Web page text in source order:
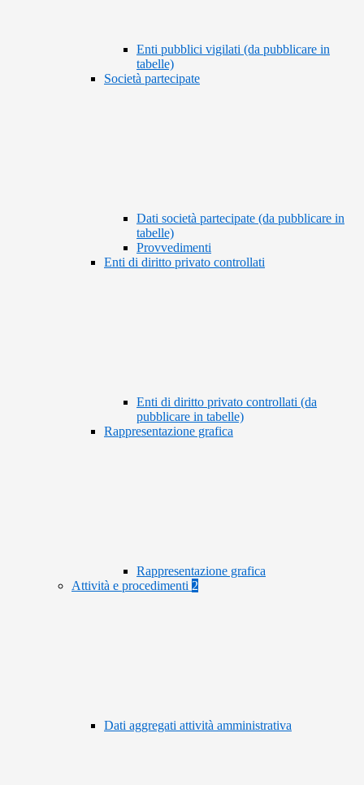
Enti pubblici vigilati (da pubblicare in
tabelle)
Società partecipate
Dati società partecipate (da pubblicare in
tabelle)
Provvedimenti
Enti di diritto privato controllati
Enti di diritto privato controllati (da
pubblicare in tabelle)
Rappresentazione grafica
Rappresentazione grafica
Attività e procedimenti 2
Dati aggregati attività amministrativa